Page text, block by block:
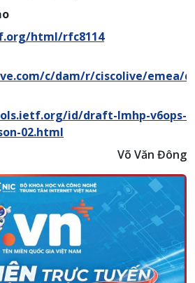
html/rfc8114
c/dam/r/ciscolive/emea/
id/draft-lmhp-v6ops-
02.html
Võ Văn Đông